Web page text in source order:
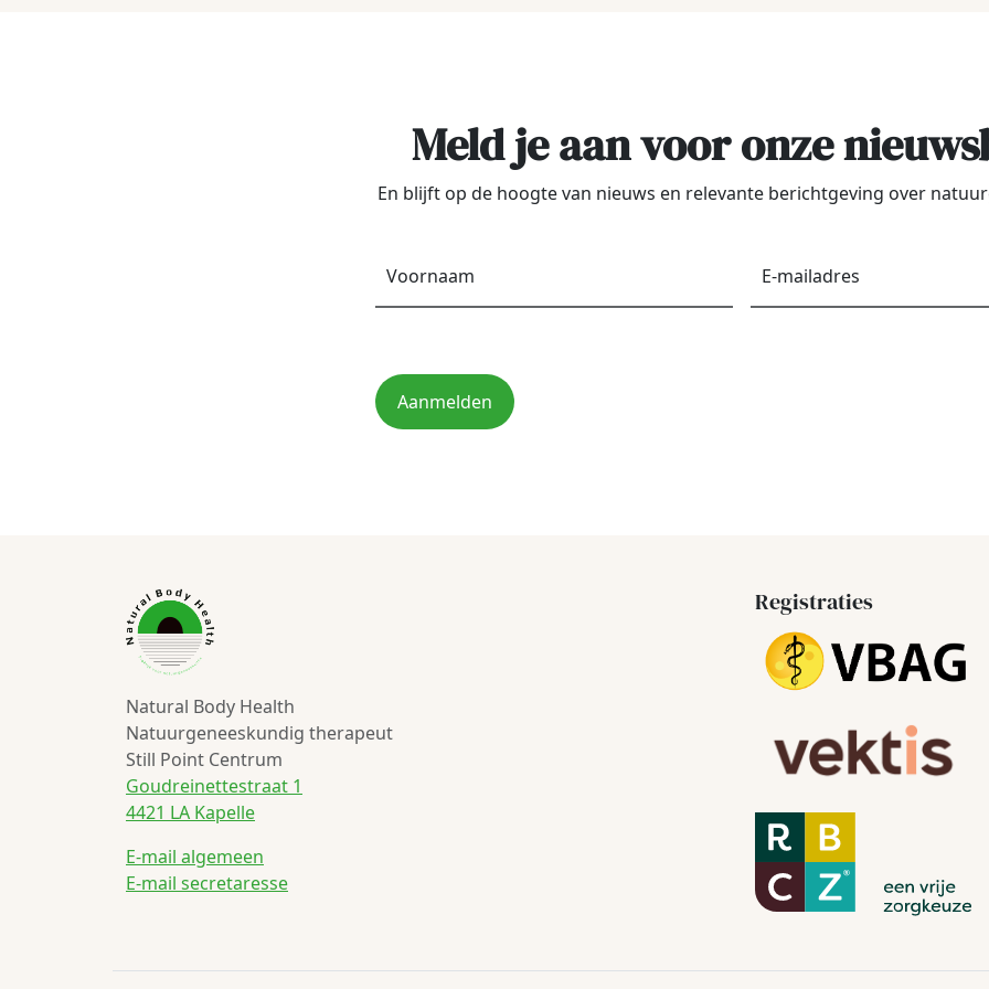
Meld je aan voor onze
En blijft op de hoogte van nieuws en relevante berichtgeving over
Aanmelden
Natural Body Health
Natuurgeneeskundig therapeut
Still Point Centrum
Goudreinettestraat 1
4421 LA Kapelle
E-mail algemeen
E-mail secretaresse
Registraties